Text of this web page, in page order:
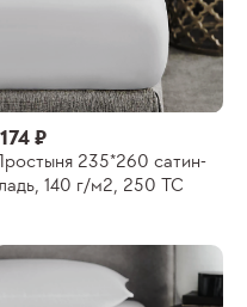
₽
235*260 сатин-
140 г/м2, 250 ТС